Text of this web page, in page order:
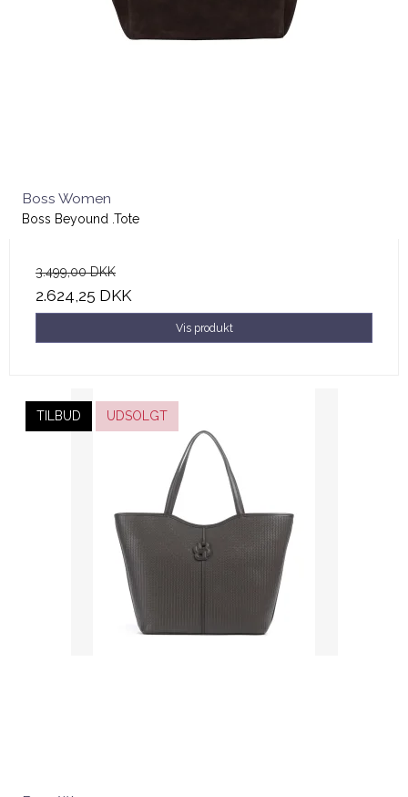
Boss Women
Boss Beyound .Tote
3.499,00 DKK
2.624,25 DKK
Vis produkt
TILBUD UDSOLGT